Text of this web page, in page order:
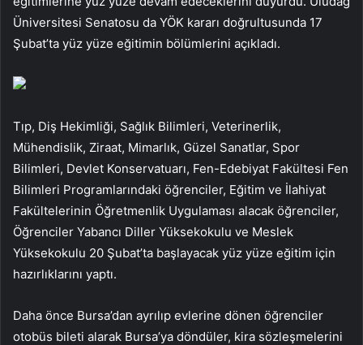
Üniversitesi Senatosu da YÖK kararı doğrultusunda 17
Şubat’ta yüz yüze eğitimin bölümlerini açıkladı.
Tıp, Diş Hekimliği, Sağlık Bilimleri, Veterinerlik,
Mühendislik, Ziraat, Mimarlık, Güzel Sanatlar, Spor
Bilimleri, Devlet Konservatuarı, Fen-Edebiyat Fakültesi Fen
Bilimleri Programlarındaki öğrenciler, Eğitim ve İlahiyat
Fakültelerinin Öğretmenlik Uygulaması alacak öğrenciler,
Öğrenciler Yabancı Diller Yüksekokulu ve Meslek
Yüksekokulu 20 Şubat’ta başlayacak yüz yüze eğitim için
hazırlıklarını yaptı.
Daha önce Bursa’dan ayrılıp evlerine dönen öğrenciler
otobüs bileti alarak Bursa’ya döndüler, kira sözleşmelerini